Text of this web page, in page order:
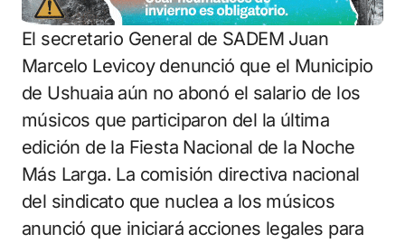
El secretario General de SADEM Juan
Marcelo Levicoy denunció que el Municipio
de Ushuaia aún no abonó el salario de los
músicos que participaron del la última
edición de la Fiesta Nacional de la Noche
Más Larga. La comisión directiva nacional
del sindicato que nuclea a los músicos
anunció que iniciará acciones legales para